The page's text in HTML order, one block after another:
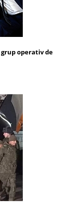
operativ de